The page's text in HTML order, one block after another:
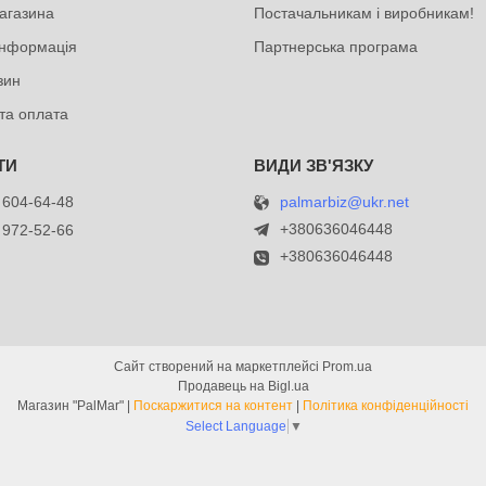
оплата
Постачальникам і виробникам!
Партнерська програма
64-48
52-66
palmarbiz@ukr.net
+380636046448
+380636046448
Сайт створений на маркетплейсі Prom.ua
Продавець на Bigl.ua
Поскаржитися на контент
Політика конфіденційності
Select Language ▼